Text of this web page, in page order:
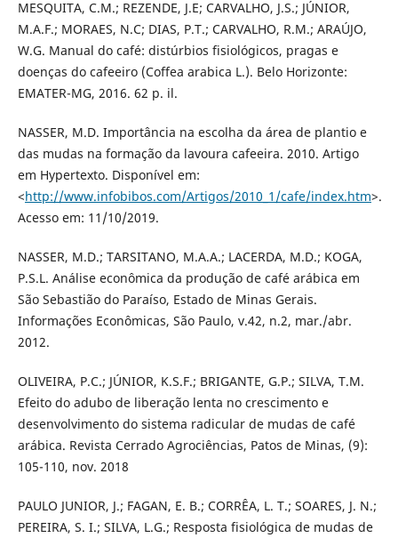
MESQUITA, C.M.; REZENDE, J.E; CARVALHO, J.S.; JÚNIOR,
M.A.F.; MORAES, N.C; DIAS, P.T.; CARVALHO, R.M.; ARAÚJO,
W.G. Manual do café: distúrbios fisiológicos, pragas e
doenças do cafeeiro (Coffea arabica L.). Belo Horizonte:
EMATER-MG, 2016. 62 p. il.
NASSER, M.D. Importância na escolha da área de plantio e
das mudas na formação da lavoura cafeeira. 2010. Artigo
em Hypertexto. Disponível em:
<http://www.infobibos.com/Artigos/2010_1/cafe/index.htm>.
Acesso em: 11/10/2019.
NASSER, M.D.; TARSITANO, M.A.A.; LACERDA, M.D.; KOGA,
P.S.L. Análise econômica da produção de café arábica em
São Sebastião do Paraíso, Estado de Minas Gerais.
Informações Econômicas, São Paulo, v.42, n.2, mar./abr.
2012.
OLIVEIRA, P.C.; JÚNIOR, K.S.F.; BRIGANTE, G.P.; SILVA, T.M.
Efeito do adubo de liberação lenta no crescimento e
desenvolvimento do sistema radicular de mudas de café
arábica. Revista Cerrado Agrociências, Patos de Minas, (9):
105-110, nov. 2018
PAULO JUNIOR, J.; FAGAN, E. B.; CORRÊA, L. T.; SOARES, J. N.;
PEREIRA, S. I.; SILVA, L.G.; Resposta fisiológica de mudas de